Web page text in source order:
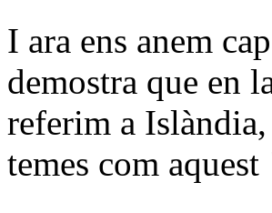
I ara ens anem
demostra que en
referim a
temes com aquest